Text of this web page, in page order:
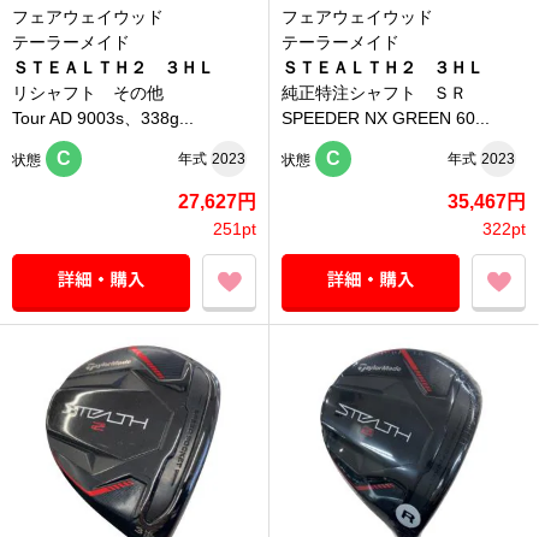
フェアウェイウッド
テーラーメイド
ＳＴＥＡＬＴＨ２ ３ＨＬ
リシャフト その他
Tour AD 9003s、338g...
状態 C 年式 2023
27,627円
251pt
フェアウェイウッド
テーラーメイド
ＳＴＥＡＬＴＨ２ ３ＨＬ
純正特注シャフト ＳＲ
SPEEDER NX GREEN 60...
状態 C 年式 2023
35,467円
322pt